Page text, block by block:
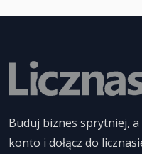
Buduj biznes sprytniej, a
konto i dołącz do